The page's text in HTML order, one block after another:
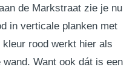
de Markstraat zie je nu
in verticale planken met
rood werkt hier als
wand. Want ook dát is een